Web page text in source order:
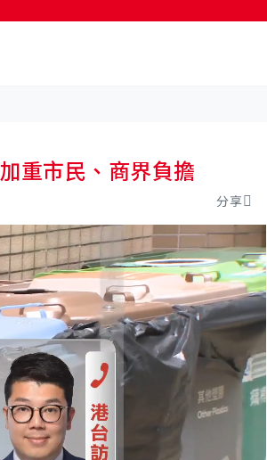
重市民、商界負擔
分享